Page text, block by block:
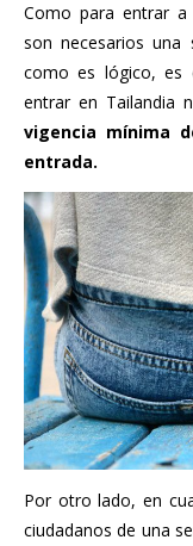
Como para entrar a
son necesarios una
como es lógico, es
entrar en Tailandia
vigencia mínima
entrada.
Por otro lado, en
ciudadanos de una